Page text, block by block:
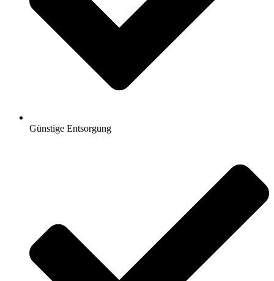
Günstige Entsorgung